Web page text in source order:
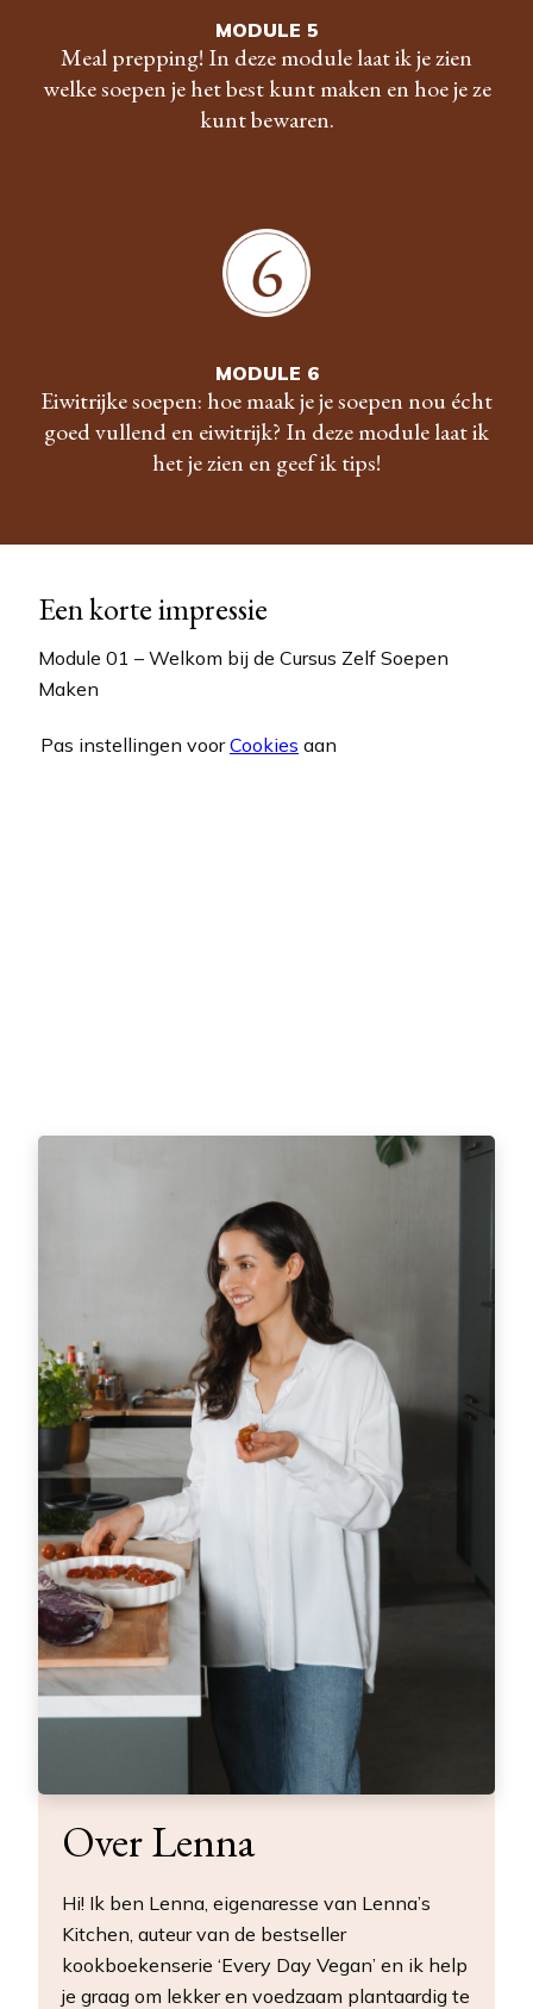
MODULE 5
Meal prepping! In deze module laat ik je zien
welke soepen je het best kunt maken en hoe je ze
kunt bewaren.
MODULE 6
Eiwitrijke soepen: hoe maak je je soepen nou écht
goed vullend en eiwitrijk? In deze module laat ik
het je zien en geef ik tips!
Een korte impressie
Module 01 – Welkom bij de Cursus Zelf Soepen
Maken
Accepteer
Pas instellingen voorCookies aan
Over Lenna
Hi! Ik ben Lenna, eigenaresse van Lenna’s
Kitchen, auteur van de bestseller
kookboekenserie ‘Every Day Vegan’ en ik help
je graag om lekker en voedzaam plantaardig te